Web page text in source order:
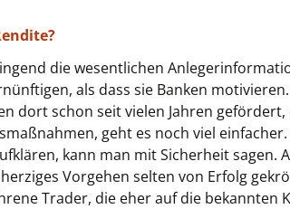
die wesentlichen
als dass sie Banken
dort schon seit vielen Jahren
geht es noch viel
kann man mit Sicherheit sagen.
Vorgehen selten von Erfolg
Trader, die eher auf die bekannten